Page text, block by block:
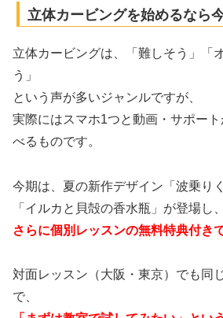
立体カービングを始めるなら
立体カービングは、「難しそう」「
う」
という声が多いジャンルですが、
実際にはスマホ1つと動画・ サポー
べるものです。
今期は、夏の新作デザイン「波乗り
「 イルカと貝殻の香水瓶」が登場し、
さらに個別レッスンの無料特典付き
対面レッスン（大阪・東京）でも同
で、